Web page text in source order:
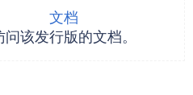
文档
问该发行版的文档。